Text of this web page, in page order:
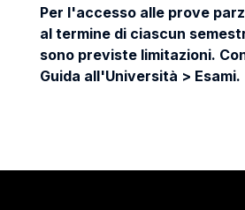
Per l'accesso alle prove
al termine di ciascun
sono previste limitazioni.
Guida all'Università > Esami.